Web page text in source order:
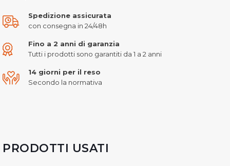
Spedizione assicurata
con consegna in 24/48h
Fino a 2 anni di garanzia
Tutti i prodotti sono garantiti da 1 a 2 anni
14 giorni per il reso
Secondo la normativa
PRODOTTI USATI